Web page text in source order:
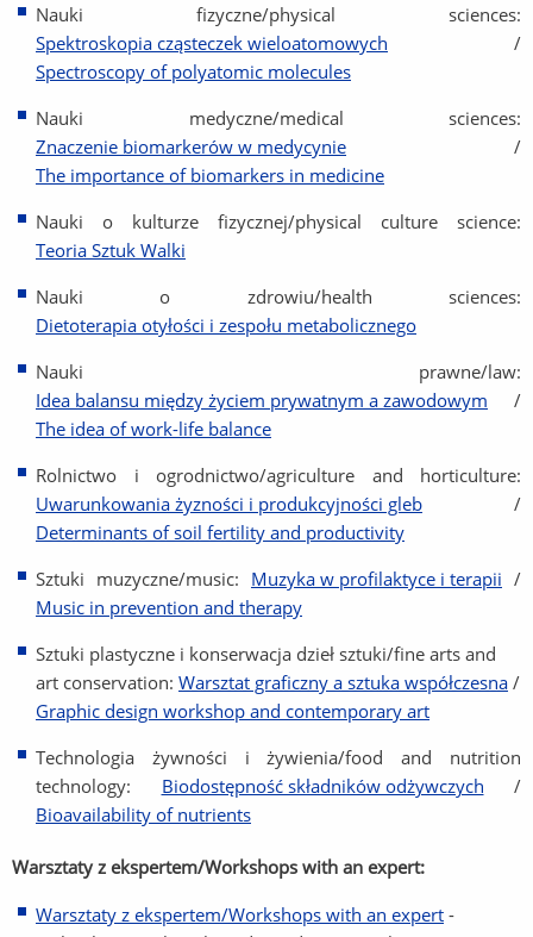
Nauki fizyczne/physical sciences:
Spektroskopia cząsteczek wieloatomowych /
Spectroscopy of polyatomic molecules
Nauki medyczne/medical sciences:
Znaczenie biomarkerów w medycynie /
The importance of biomarkers in medicine
Nauki o kulturze fizycznej/physical culture science:
Teoria Sztuk Walki
Nauki o zdrowiu/health sciences:
Dietoterapia otyłości i zespołu metabolicznego
Nauki prawne/law:
Idea balansu między życiem prywatnym a zawodowym /
The idea of work-life balance
Rolnictwo i ogrodnictwo/agriculture and horticulture:
Uwarunkowania żyzności i produkcyjności gleb /
Determinants of soil fertility and productivity
Sztuki muzyczne/music: Muzyka w profilaktyce i terapii /
Music in prevention and therapy
Sztuki plastyczne i konserwacja dzieł sztuki/fine arts and
art conservation: Warsztat graficzny a sztuka współczesna /
Graphic design workshop and contemporary art
Technologia żywności i żywienia/food and nutrition
technology: Biodostępność składników odżywczych /
Bioavailability of nutrients
Warsztaty z ekspertem/Workshops with an expert:
Warsztaty z ekspertem/Workshops with an expert -